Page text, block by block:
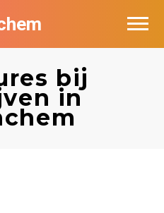
bij
in
Gorinchem